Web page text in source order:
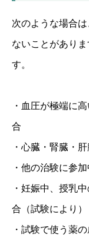
次のような場合
ないことがあり
す。
・血圧が極端に
合
・心臓・腎臓・
・他の治験に参
・妊娠中、授乳
合（試験により）
・試験で使う薬